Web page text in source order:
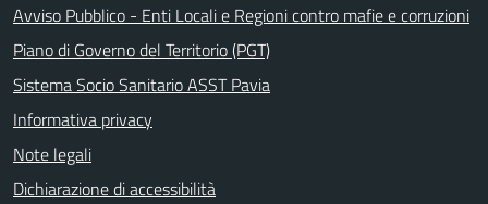
Avviso Pubblico - Enti Locali e Regioni contro mafie e corruzioni
Piano di Governo del Territorio (PGT)
Sistema Socio Sanitario ASST Pavia
Informativa privacy
Note legali
Dichiarazione di accessibilità